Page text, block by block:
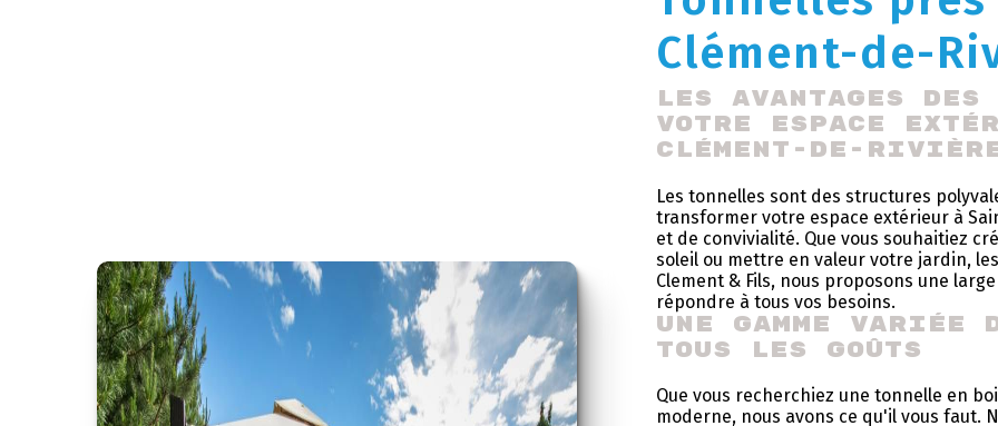
Clément-de-
Les avantages
votre espace
Clément-de-
Les tonnelles sont des structures
transformer votre espace extérieur à
et de convivialité. Que vous souhaitiez
soleil ou mettre en valeur votre jardin,
Clement & Fils, nous proposons une
répondre à tous vos besoins.
Une gamme
tous les goûts
Que vous recherchiez une tonnelle en
moderne, nous avons ce qu'il vous faut.